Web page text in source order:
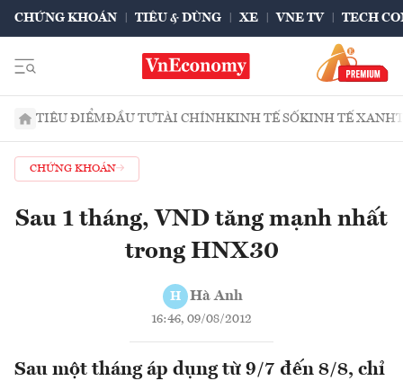
CHỨNG KHOÁN TIÊU & DÙNG XE VNE TV TECH
TIÊU ĐIỂMĐẦU TƯTÀI CHÍNHKINH TẾ SỐKINH TẾ XANH
CHỨNG KHOÁN
Sau 1 tháng, VND tăng mạnh nhất
trong HNX30
H Hà Anh
16:46, 09/08/2012
Sau một tháng áp dụng từ 9/7 đến 8/8, chỉ